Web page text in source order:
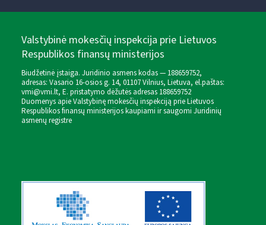
Valstybinė mokesčių inspekcija prie Lietuvos
Respublikos finansų ministerijos
Biudžetinė įstaiga. Juridinio asmens kodas — 188659752,
adresas: Vasario 16-osios g. 14, 01107 Vilnius, Lietuva, el.paštas:
vmi@vmi.lt, E. pristatymo dėžutės adresas 188659752
Duomenys apie Valstybinę mokesčių inspekciją prie Lietuvos
Respublikos finansų ministerijos kaupiami ir saugomi Juridinių
asmenų registre